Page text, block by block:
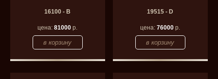
16100 - B
цена:81000 р.
19515 - D
цена:76000 р.